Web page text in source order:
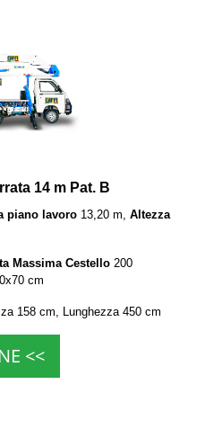
14 m Pat. B
piano lavoro 13,20 m, Altezza
Massima Cestello 200
cm
158 cm, Lunghezza 450 cm
<<